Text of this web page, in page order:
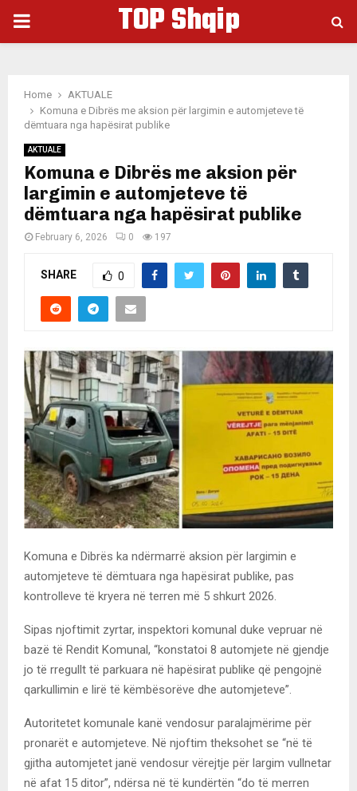
PRIMARY
TOP Shqip
Home
AKTUALE
Komuna e Dibrës me aksion për largimin e automjeteve të
dëmtuara nga hapësirat publike
AKTUALE
Komuna e Dibrës me aksion për
largimin e automjeteve të
dëmtuara nga hapësirat publike
February 6, 2026 0 197
SHARE 0
Komuna e Dibrës ka ndërmarrë aksion për largimin e
automjeteve të dëmtuara nga hapësirat publike, pas
kontrolleve të kryera në terren më 5 shkurt 2026.
Sipas njoftimit zyrtar, inspektori komunal duke vepruar në
bazë të Rendit Komunal, “konstatoi 8 automjete në gjendje
jo të rregullt të parkuara në hapësirat publike që pengojnë
qarkullimin e lirë të këmbësorëve dhe automjeteve”.
Autoritetet komunale kanë vendosur paralajmërime për
pronarët e automjeteve. Në njoftim theksohet se “në të
gjitha automjetet janë vendosur vërejtje për largim vullnetar
në afat 15 ditor”, ndërsa në të kundërtën “do të merren